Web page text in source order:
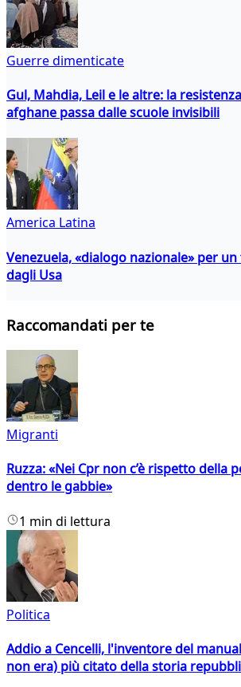
Guerre dimenticate
Gul, Mahdia, Leil e le altre: la
afghane passa dalle scuole invisibili
America Latina
Venezuela, «dialogo nazionale» per
dagli Usa
Raccomandati per te
Migranti
Ruzza: «Nei Cpr non c’è rispetto della
dentro le gabbie»
1 min di lettura
Politica
Addio a Cencelli, l'inventore del
non era) più citato della storia